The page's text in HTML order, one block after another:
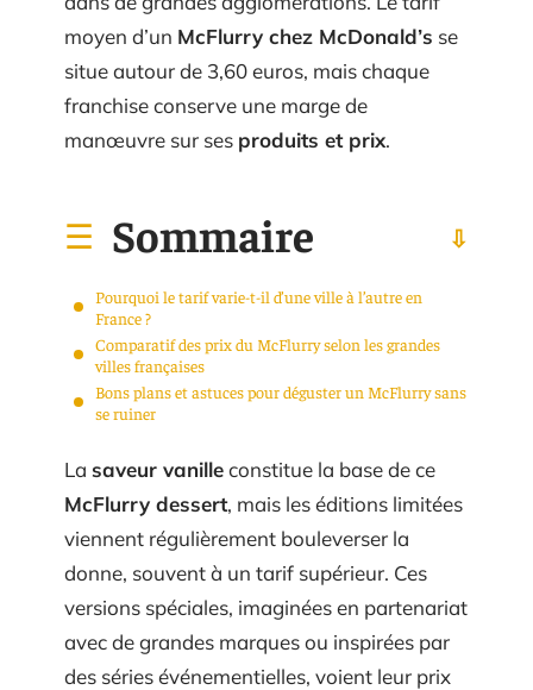
moyen d’un McFlurry chez McDonald’s se
situe autour de 3,60 euros, mais chaque
franchise conserve une marge de
manœuvre sur ses produits et prix.
Sommaire
Pourquoi le tarif varie-t-il d’une ville à l’autre en
France ?
Comparatif des prix du McFlurry selon les grandes
villes françaises
Bons plans et astuces pour déguster un McFlurry sans
se ruiner
La saveur vanilleconstitue la base de ce
McFlurry dessert, mais les éditions limitées
viennent régulièrement bouleverser la
donne, souvent à un tarif supérieur. Ces
versions spéciales, imaginées en partenariat
avec de grandes marques ou inspirées par
des séries événementielles, voient leur prix